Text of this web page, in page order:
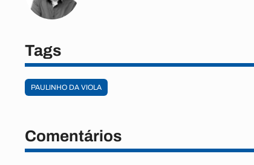
Tags
PAULINHO DA VIOLA
Comentários